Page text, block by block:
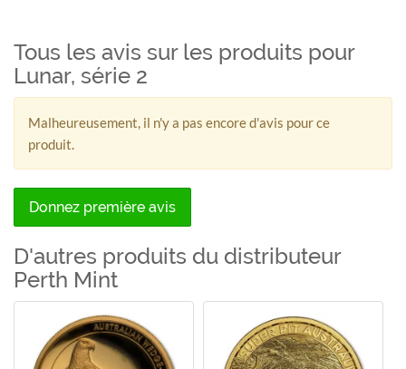
Tous les avis sur les produits pour
Lunar, série 2
Malheureusement, il n'y a pas encore d'avis pour ce
produit.
Donnez première avis
D'autres produits du distributeur
Perth Mint